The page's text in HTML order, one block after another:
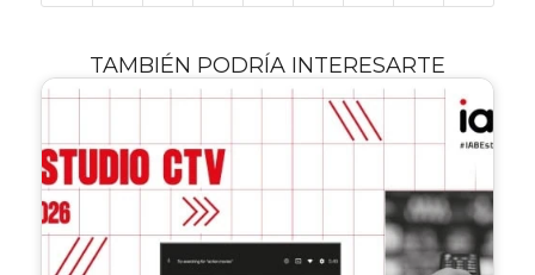
TAMBIÉN PODRÍA INTERESARTE